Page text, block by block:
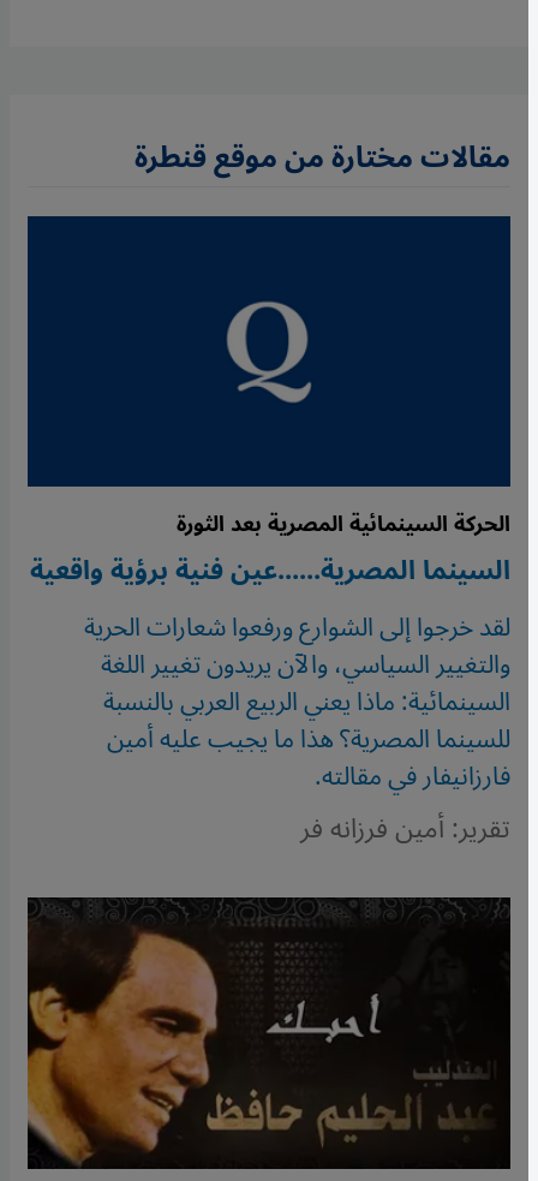
مقالات مختارة من موقع قنطرة
الحركة السينمائية المصرية بعد الثورة
السينما المصرية......عين فنية برؤية واقعية
لقد خرجوا إلى الشوارع ورفعوا شعارات الحرية
والتغيير السياسي، والآن يريدون تغيير اللغة
السينمائية: ماذا يعني الربيع العربي بالنسبة
للسينما المصرية؟ هذا ما يجيب عليه أمين
فارزانيفار في مقالته.
تقرير: أمين فرزانه فر